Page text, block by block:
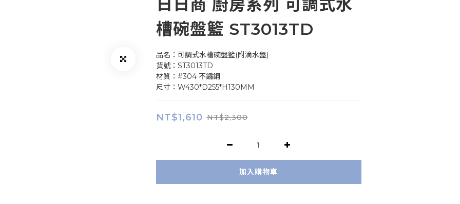
日日商 廚房系列 可調式水
槽碗盤籃 ST3013TD
品名：可調式水槽碗盤籃(附滴水盤)
貨號：ST3013TD
材質：#304 不鏽鋼
尺寸：W430*D255*H130MM
NT$1,610 NT$2,300
加入購物車